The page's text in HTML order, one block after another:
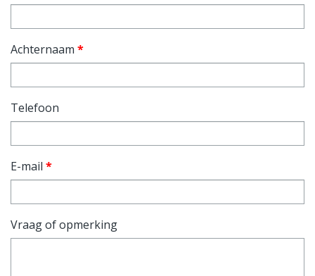
Achternaam *
Telefoon
E-mail *
Vraag of opmerking